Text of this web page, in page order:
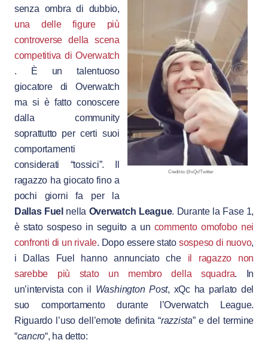
Credit to: @xQc/Twitter
senza ombra di dubbio,
una delle figure più
controverse della scena
competitiva di Overwatch
. È un talentuoso
giocatore di Overwatch
ma si è fatto conoscere
dalla community
soprattutto per certi suoi
comportamenti
considerati “tossici”. Il
ragazzo ha giocato fino a
pochi giorni fa per la
Dallas Fuel nella Overwatch League. Durante la Fase 1,
è stato sospeso in seguito a un commento omofobo nei
confronti di un rivale. Dopo essere stato sospeso di nuovo,
i Dallas Fuel hanno annunciato cheil ragazzo non
sarebbe più stato un membro della squadra. In
un’intervista con il Washington Post, xQc ha parlato del
suo comportamento durante l’Overwatch League.
Riguardo l’uso dell’emote definita “razzista” e del termine
“cancro“, ha detto: